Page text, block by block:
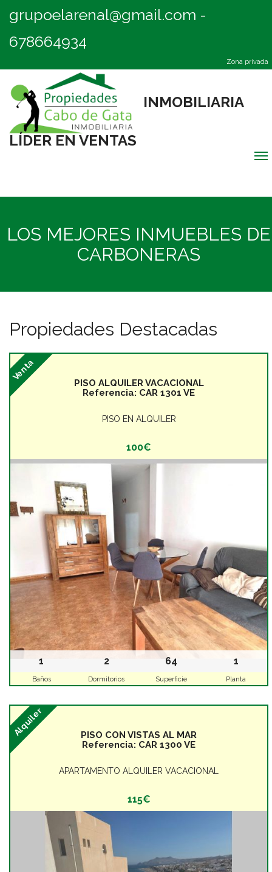
grupoelarenal@gmail.com -
678664934
Zona privada
INMOBILIARIA
LÍDER EN VENTAS
Destacadas
Contacto
Inmuebles en Carboneras
Alquiler Agua Amarga
LOS MEJORES INMUEBLES DE
CARBONERAS
Propiedades Destacadas
PISO ALQUILER VACACIONAL
Referencia: CAR 1301 VE
PISO EN ALQUILER
Venta
100€
1
Baños
2
Dormitorios
64
Superficie
1
Planta
PISO CON VISTAS AL MAR
Referencia: CAR 1300 VE
APARTAMENTO ALQUILER VACACIONAL
Alquiler
115€